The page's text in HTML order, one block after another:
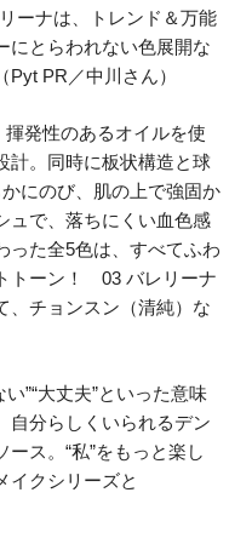
ーナは、トレンド＆万能
にとらわれない色展開な
PR／中川さん）
揮発性のあるオイルを使
計。同時に板状構造と球
にのび、肌の上で強固か
ュで、落ちにくい血色感
った全5色は、すべてふわ
トーン！ 03 バレリーナ
、チョンスン（清純）な
”“大丈夫”といった意味
自分らしくいられるデン
ス。“私”をもっと楽し
イクシリーズと